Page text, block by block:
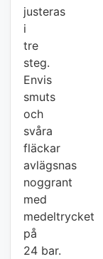
justeras
i
tre
steg.
Envis
smuts
och
svåra
fläckar
avlägsnas
noggrant
med
medeltrycket
på
24 bar.